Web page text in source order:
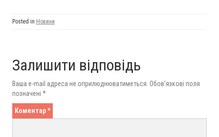
Posted in Новини
Залишити відповідь
Ваша e-mail адреса не оприлюднюватиметься. Обов’язкові поля
позначені *
Коментар*